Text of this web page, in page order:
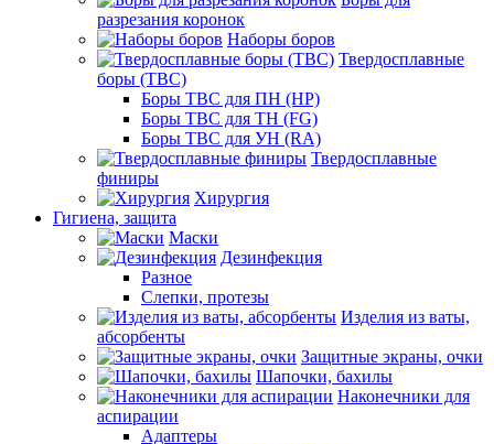
разрезания коронок
Наборы боров
Твердосплавные
боры (ТВС)
Боры ТВС для ПН (HP)
Боры ТВС для ТН (FG)
Боры ТВС для УН (RA)
Твердосплавные
финиры
Хирургия
Гигиена, защита
Маски
Дезинфекция
Разное
Слепки, протезы
Изделия из ваты,
абсорбенты
Защитные экраны, очки
Шапочки, бахилы
Наконечники для
аспирации
Адаптеры